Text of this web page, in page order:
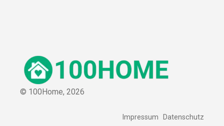
© 100Home, 2026
Impressum Datenschutz